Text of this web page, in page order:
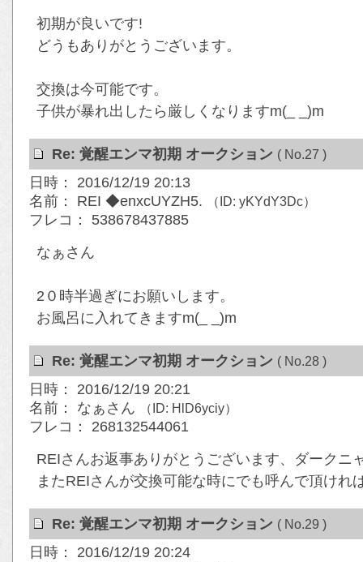
初期が良いです!
どうもありがとうございます。
交換は今可能です。
子供が暴れ出したら厳しくなりますm(_ _)m
Re: 覚醒エンマ初期 オークション ( No.27 )
日時： 2016/12/19 20:13
名前： REI ◆enxcUYZH5.
（ID: yKYdY3Dc）
フレコ： 538678437885
なぁさん
2０時半過ぎにお願いします。
お風呂に入れてきますm(_ _)m
Re: 覚醒エンマ初期 オークション ( No.28 )
日時： 2016/12/19 20:21
名前： なぁさん
（ID: HlD6yciy）
フレコ： 268132544061
REIさんお返事ありがとうございます、ダークニ
またREIさんが交換可能な時にでも呼んで頂けれ
Re: 覚醒エンマ初期 オークション ( No.29 )
日時： 2016/12/19 20:24